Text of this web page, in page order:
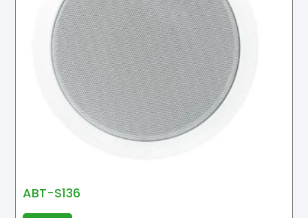
ABT-S136